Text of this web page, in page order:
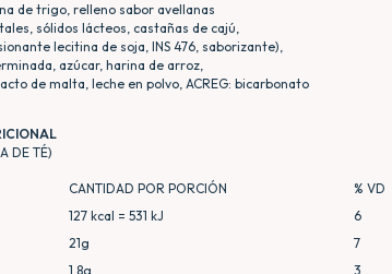
de trigo, relleno sabor avellanas
sólidos lácteos, castañas de cajú,
lecitina de soja, INS 476, saborizante),
azúcar, harina de arroz,
de malta, leche en polvo, ACREG: bicarbonato
DE TÉ)
CANTIDAD POR PORCIÓN
% VD
127 kcal = 531 kJ
6
21g
7
1,8g
3